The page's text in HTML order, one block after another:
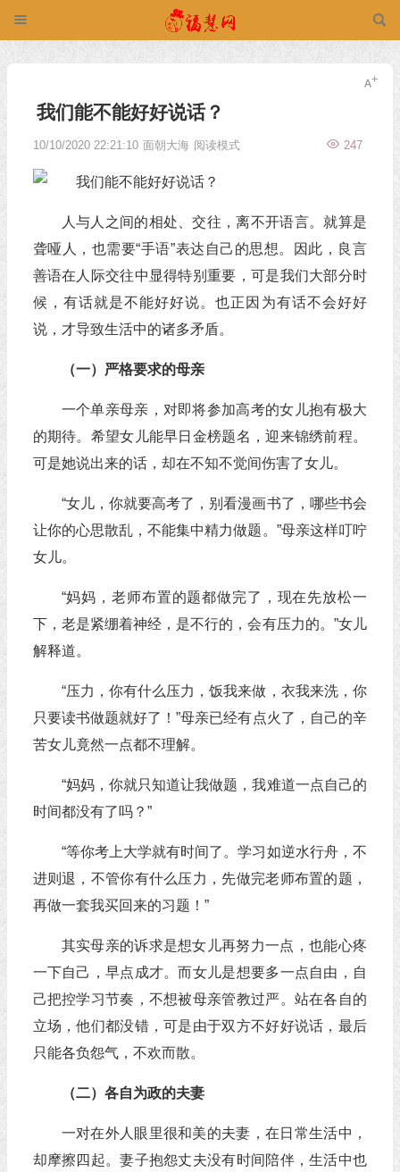
我们能不能好好说话？
10/10/2020 22:21:10 面朝大海 247
阅读模式
人与人之间的相处、交往，离不开语言。就算是
聋哑人，也需要“手语”表达自己的思想。因此，良言
善语在人际交往中显得特别重要，可是我们大部分时
候，有话就是不能好好说。也正因为有话不会好好
说，才导致生活中的诸多矛盾。
（一）严格要求的母亲
一个单亲母亲，对即将参加高考的女儿抱有极大
的期待。希望女儿能早日金榜题名，迎来锦绣前程。
可是她说出来的话，却在不知不觉间伤害了女儿。
“女儿，你就要高考了，别看漫画书了，哪些书会
让你的心思散乱，不能集中精力做题。”母亲这样叮咛
女儿。
“妈妈，老师布置的题都做完了，现在先放松一
下，老是紧绷着神经，是不行的，会有压力的。”女儿
解释道。
“压力，你有什么压力，饭我来做，衣我来洗，你
只要读书做题就好了！”母亲已经有点火了，自己的辛
苦女儿竟然一点都不理解。
“妈妈，你就只知道让我做题，我难道一点自己的
时间都没有了吗？”
“等你考上大学就有时间了。学习如逆水行舟，不
进则退，不管你有什么压力，先做完老师布置的题，
再做一套我买回来的习题！”
其实母亲的诉求是想女儿再努力一点，也能心疼
一下自己，早点成才。而女儿是想要多一点自由，自
己把控学习节奏，不想被母亲管教过严。站在各自的
立场，他们都没错，可是由于双方不好好说话，最后
只能各负怨气，不欢而散。
（二）各自为政的夫妻
一对在外人眼里很和美的夫妻，在日常生活中，
却摩擦四起。妻子抱怨丈夫没有时间陪伴，生活中也